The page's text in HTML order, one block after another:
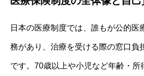
日本の医療制度では、誰もが公的医
務があり、治療を受ける際の窓口負
です。70歳以上や小児など年齢・所